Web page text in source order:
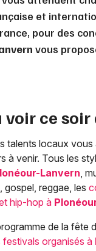
et
pour des
vous
voir ce soir
talents locaux
à venir. Tous les
Lanvern,
gospel, reggae, les
hip-hop à
de la fête
festivals organisés à